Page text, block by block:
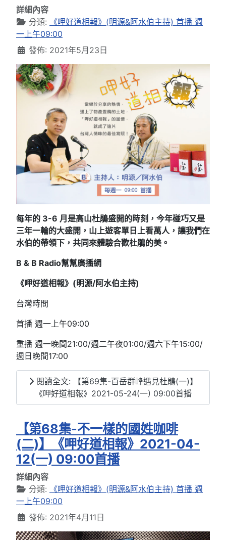
詳細內容
分類:
《呷好道相報》(明源&阿水伯主持) 首播 週
一上午09:00
發佈: 2021年5月23日
每年的 3-6 月是高山杜鵑盛開的時刻，今年碰巧又是
三年一輪的大盛開，山上遊客單日上看萬人，讓我們在
水伯的帶領下，共同來體驗合歡杜鵑的美。
B & B Radio幫幫廣播網
《呷好道相報》(明源/阿水伯主持)
台灣時間
首播 週一上午09:00
重播 週一晚間21:00/週二午夜01:00/週六下午15:00/
週日晚間17:00
閱讀全文: 【第69集-百岳群峰遇見杜鵑(一)】
《呷好道相報》2021-05-24(一) 09:00首播
【第68集-不一樣的國姓咖啡
(二)】《呷好道相報》2021-04-
12(一) 09:00首播
詳細內容
分類:
《呷好道相報》(明源&阿水伯主持) 首播 週
一上午09:00
發佈: 2021年4月11日